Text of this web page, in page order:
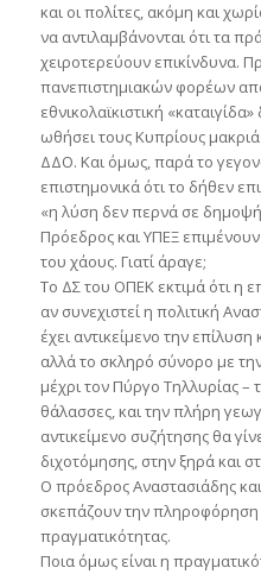
και οι πολίτες, ακόμη και
να αντιλαμβάνονται ότι τα
χειροτερεύουν επικίνδυνα.
πανεπιστημιακών φορέων
εθνικολαϊκιστική
ωθήσει τους Κυπρίους
ΔΔΟ. Και όμως, παρά το
επιστημονικά ότι το δήθεν
«η λύση δεν περνά σε
Πρόεδρος και ΥΠΕΞ
του χάους. Γιατί άραγε;
Το ΔΣ του ΟΠΕΚ εκτιμά ότι η
αν συνεχιστεί η πολιτική
έχει αντικείμενο την
αλλά το σκληρό σύνορο με
μέχρι τον Πύργο Τηλλυρίας –
θάλασσες, και την πλήρη
αντικείμενο συζήτησης θα
διχοτόμησης, στην ξηρά και
Ο πρόεδρος Αναστασιάδης
σκεπάζουν την πληροφόρηση
πραγματικότητας.
Ποια όμως είναι η